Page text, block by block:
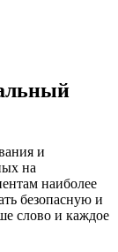
и
на
наиболее
безопасную и
слово и каждое